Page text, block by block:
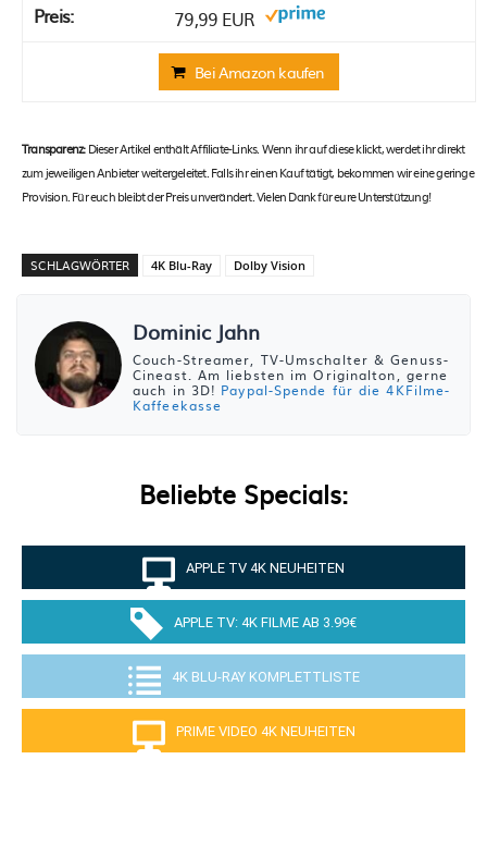
79,99 EUR
Bei Amazon kaufen
Transparenz:Dieser Artikel enthält Affiliate-Links. Wenn ihr auf diese klickt, werdet ihr direkt
zum jeweiligen Anbieter weitergeleitet. Falls ihr einen Kauf tätigt, bekommen wir eine geringe
Provision. Für euch bleibt der Preis unverändert. Vielen Dank für eure Unterstützung!
SCHLAGWÖRTER 4K Blu-Ray Dolby Vision
Dominic Jahn
Couch-Streamer, TV-Umschalter & Genuss-
Cineast. Am liebsten im Originalton, gerne
auch in 3D! Paypal-Spende für die 4KFilme-
Kaffeekasse
Beliebte Specials:
APPLE TV 4K NEUHEITEN
APPLE TV: 4K FILME AB 3.99€
4K BLU-RAY KOMPLETTLISTE
PRIME VIDEO 4K NEUHEITEN